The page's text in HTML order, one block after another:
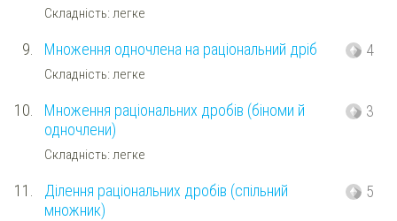
Складність: легке
9. Множення одночлена на раціональний дріб
Складність: легке
4
10.
Множення раціональних дробів (біноми й
одночлени)
Складність: легке
3
11.
Ділення раціональних дробів (спільний
множник)
5